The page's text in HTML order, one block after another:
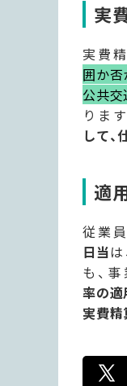
実
実費
囲か
公共
ります
して
適
従業
日当
も、
率の
実費精